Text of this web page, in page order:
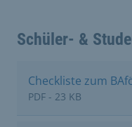
Schüler- &
Checkliste zum
PDF - 23 KB